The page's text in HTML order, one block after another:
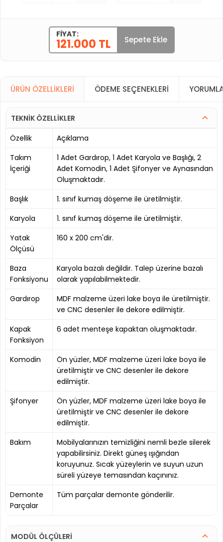
FIYAT:
121.000 TL Sepete Ekle
ÜRÜN ÖZELLIKLERI ÖDEME SEÇENEKLERI
TEKNİK ÖZELLİKLER
Özellik
Açıklama
Takım
İçeriği
1 Adet Gardırop, 1 Adet Karyola ve Başlığı, 2
Adet Komodin, 1 Adet Şifonyer ve Aynasından
Oluşmaktadır.
Başlık
1. sınıf kumaş döşeme ile üretilmiştir.
Karyola
1. sınıf kumaş döşeme ile üretilmiştir.
Yatak
Ölçüsü
160 x 200 cm'dir.
Baza
Fonksiyonu
Karyola bazalı değildir. Talep üzerine bazalı
olarak yapılabilmektedir.
Gardırop
MDF malzeme üzeri lake boya ile üretilmiştir.
ve CNC desenler ile dekore edilmiştir.
Kapak
Fonksiyon
6 adet menteşe kapaktan oluşmaktadır.
Komodin
Ön yüzler, MDF malzeme üzeri lake boya ile
üretilmiştir ve CNC desenler ile dekore
edilmiştir.
Şifonyer
Ön yüzler, MDF malzeme üzeri lake boya ile
üretilmiştir ve CNC desenler ile dekore
edilmiştir.
Bakım
Mobilyalarınızın temizliğini nemli bezle silerek
yapabilirsiniz. Direkt güneş ışığından
koruyunuz. Sıcak yüzeylerin ve suyun uzun
süreli yüzeye temasından kaçınınız.
Demonte
Parçalar
Tüm parçalar demonte gönderilir.
MODÜL ÖLÇÜLERİ